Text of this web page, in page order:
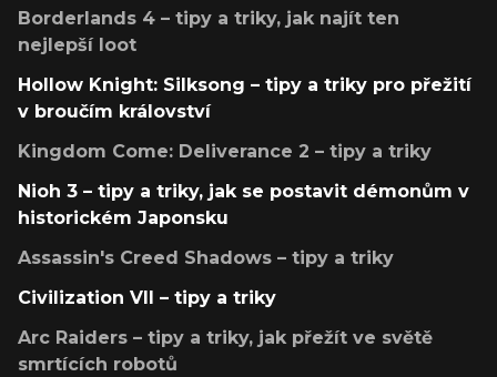
Borderlands 4 – tipy a triky, jak najít ten
nejlepší loot
Hollow Knight: Silksong – tipy a triky pro přežití
v broučím království
Kingdom Come: Deliverance 2 – tipy a triky
Nioh 3 – tipy a triky, jak se postavit démonům v
historickém Japonsku
Assassin's Creed Shadows – tipy a triky
Civilization VII – tipy a triky
Arc Raiders – tipy a triky, jak přežít ve světě
smrtících robotů